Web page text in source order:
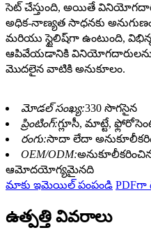
సెట్ చేస్తుంది, అయితే
అధిక-నాణ్యత సాధనకు
మరియు స్టైలిష్‌గా ఉంటుంది, విభిన్న
ఆపివేయడానికి వినియోగదారులను
మొదలైన వాటికి అనుకూలం.
మోడల్ సంఖ్య:330 సొగసైన
ప్రింటింగ్:గ్లూసీ, మాట్టే,
రంగు:సాదా లేదా
OEM/ODM:
ఆమోదయోగ్యమైనది
మాకు ఇమెయిల్ పంపండి
ఉత్పత్తి వివరాలు